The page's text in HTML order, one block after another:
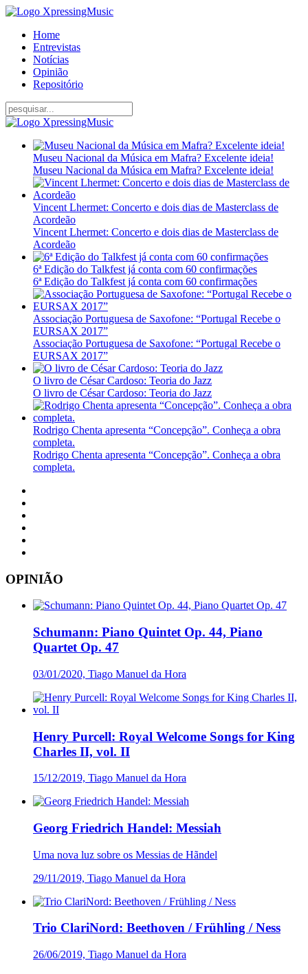
Home
Entrevistas
Notícias
Opinião
Repositório
Museu Nacional da Música em Mafra? Excelente ideia!
Museu Nacional da Música em Mafra? Excelente ideia!
Vincent Lhermet: Concerto e dois dias de Masterclass de
Acordeão
Vincent Lhermet: Concerto e dois dias de Masterclass de
Acordeão
6ª Edição do Talkfest já conta com 60 confirmações
6ª Edição do Talkfest já conta com 60 confirmações
Associação Portuguesa de Saxofone: “Portugal Recebe o
EURSAX 2017”
Associação Portuguesa de Saxofone: “Portugal Recebe o
EURSAX 2017”
O livro de César Cardoso: Teoria do Jazz
O livro de César Cardoso: Teoria do Jazz
Rodrigo Chenta apresenta “Concepção”. Conheça a obra
completa.
Rodrigo Chenta apresenta “Concepção”. Conheça a obra
completa.
OPINIÃO
Schumann: Piano Quintet Op. 44, Piano
Quartet Op. 47
03/01/2020, Tiago Manuel da Hora
Henry Purcell: Royal Welcome Songs for King
Charles II, vol. II
15/12/2019, Tiago Manuel da Hora
Georg Friedrich Handel: Messiah
Uma nova luz sobre os Messias de Hãndel
29/11/2019, Tiago Manuel da Hora
Trio ClariNord: Beethoven / Frühling / Ness
26/06/2019, Tiago Manuel da Hora